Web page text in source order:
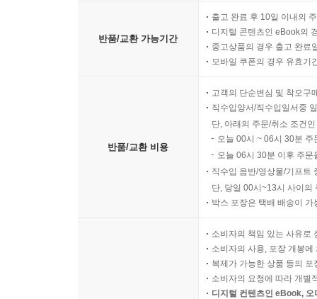
갈등을 해결하게 하는 대화 171
존중을 배우게 하는 부모의 말 173
감사하는 마음을 키우는 대화 175
협력의 가치를 알려주는 말 177
사랑받는 아이를 만드는 부모의 대화 183
제8장 창의적인 아이를 만드는 말 185
호기심의 불씨를 키워주는 질문 말 187
다양한 관점을 보게 하는 대화 189
정답보다 가능성을 묻는 대화 193
질문하는 습관을 만드는 말 195
새로운 시도를 응원하는 대화 197
실패를 두려워하지 않게 하는 말 199
반품/교환 가능기간
출고 완료 후 10일 이내의
디지털 콘텐츠인 eBook의
중고상품의 경우 출고 완료
모바일 쿠폰의 경우 유효기
반품/교환 비용
고객의 단순변심 및 착오구
직수입양서/직수입일서중
단, 아래의 주문/취소 조건
오늘 00시 ~ 06시 30분
오늘 06시 30분 이후 주
직수입 음반/영상물/기프트
단, 당일 00시~13시 사이의
박스 포장은 택배 배송이
소비자의 책임 있는 사유로
소비자의 사용, 포장 개봉
복제가 가능한 상품 등의
소비자의 요청에 따라 개별
디지털 컨텐츠인 eBook,